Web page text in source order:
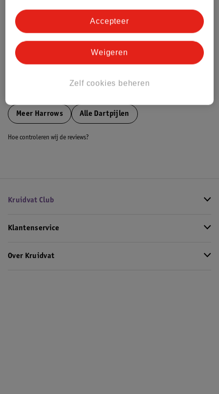
Meer informatie
Bestel & Bezorginformatie
Meer Harrows Alle Dartpijlen
Hoe controleren wij de reviews?
Kruidvat Club
Klantenservice
Over Kruidvat
Zelf cookies beheren
Weigeren
Accepteer